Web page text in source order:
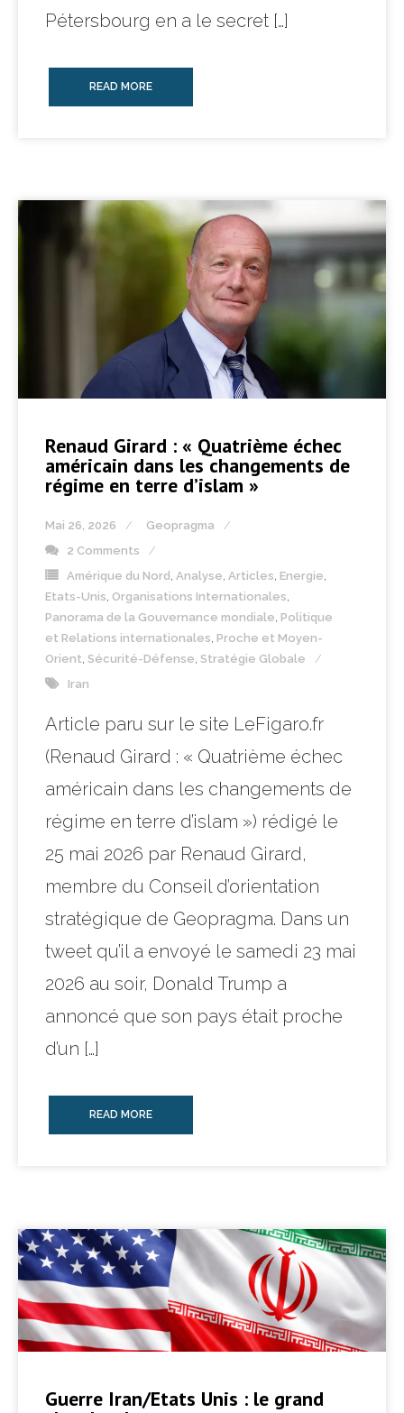
Pétersbourg en a le secret […]
READ MORE
Renaud Girard : « Quatrième échec
américain dans les changements de
régime en terre d’islam »
Mai 26, 2026
Geopragma
2 Comments
Amérique du Nord , Analyse, Articles, Energie,
Etats-Unis, Organisations Internationales,
Panorama de la Gouvernance mondiale, Politique
et Relations internationales, Proche et Moyen-
Orient, Sécurité-Défense, Stratégie Globale
Iran
Article paru sur le site LeFigaro.fr
(Renaud Girard : « Quatrième échec
américain dans les changements de
régime en terre d’islam ») rédigé le
25 mai 2026 par Renaud Girard,
membre du Conseil d’orientation
stratégique de Geopragma. Dans un
tweet qu’il a envoyé le samedi 23 mai
2026 au soir, Donald Trump a
annoncé que son pays était proche
d’un […]
READ MORE
Guerre Iran/Etats Unis : le grand